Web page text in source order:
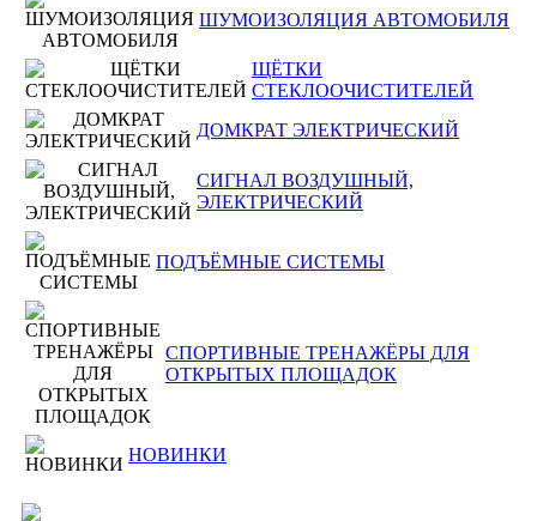
ШУМОИЗОЛЯЦИЯ АВТОМОБИЛЯ
ЩЁТКИ
СТЕКЛООЧИСТИТЕЛЕЙ
ДОМКРАТ ЭЛЕКТРИЧЕСКИЙ
СИГНАЛ ВОЗДУШНЫЙ,
ЭЛЕКТРИЧЕСКИЙ
ПОДЪЁМНЫЕ СИСТЕМЫ
СПОРТИВНЫЕ ТРЕНАЖЁРЫ ДЛЯ
ОТКРЫТЫХ ПЛОЩАДОК
НОВИНКИ